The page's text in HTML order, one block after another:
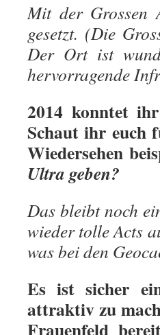
Mit der Grossen
gesetzt. (Die
Der Ort ist
hervorragende
2014 konntet
Schaut ihr euch
Wiedersehen
Ultrageben?
Das bleibt noch
wieder tolle Acts
was bei den
Es ist sicher
attraktiv zu
Frauenfeld